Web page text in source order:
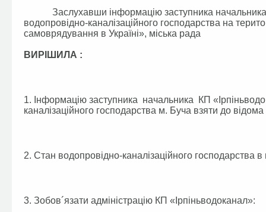
Заслухавши інформацію заступника начальника
водопровідно-каналізаційного господарства на
самоврядування в Україні», міська рада
ВИРІШИЛА :
1. Інформацію заступника начальника КП
каналізаційного господарства м. Буча взяти до
2. Стан водопровідно-каналізаційного господарства
3. Зобов´язати адміністрацію КП «Ірпіньводоканал»: